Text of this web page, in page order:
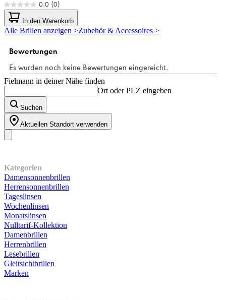
0.0 (0)
0.0
von
5
Sternen.
In den Warenkorb
Alle Brillen anzeigen >Zubehör & Accessoires >
Fielmann in deiner Nähe finden
Ort oder PLZ eingeben
Suchen
Aktuellen Standort verwenden
Kategorien
Damensonnenbrillen
Herrensonnenbrillen
Tageslinsen
Wochenlinsen
Monatslinsen
Nulltarif-Kollektion
Damenbrillen
Herrenbrillen
Lesebrillen
Gleitsichtbrillen
Marken